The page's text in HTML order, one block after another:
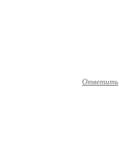
Ответить